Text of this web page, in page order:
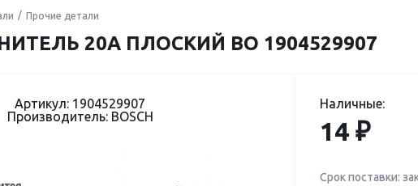
Прочие детали
20А ПЛОСКИЙ BO 1904529907
Артикул: 1904529907
Производитель: BOSCH
Наличные:
14 ₽
Срок поставки: